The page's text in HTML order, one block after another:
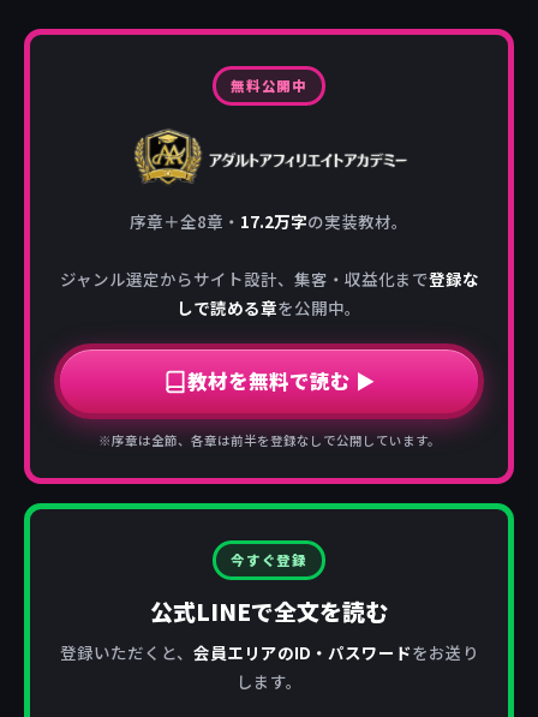
無料公開中
序章＋全8章・ 17.2万字の実装教材。
ジャンル選定からサイト設計、集客・収益化まで登録な
しで読める章を公開中。
教材を無料で読む ▶
※序章は全節、各章は前半を登録なしで公開しています。
今すぐ登録
公式LINEで全文を読む
登録いただくと、 会員エリアのID・パスワードをお送り
します。